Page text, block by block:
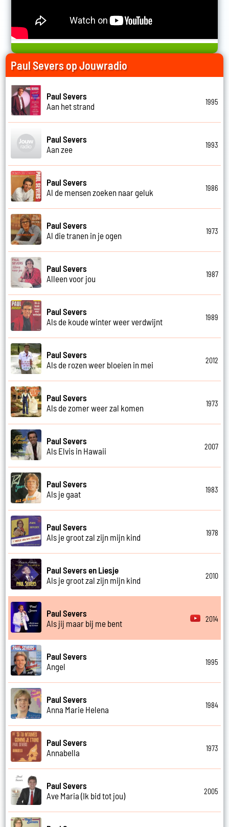
Paul Severs op Jouwradio
Paul Severs
Aan het strand
1995
Paul Severs
Aan zee
1993
Paul Severs
Al de mensen zoeken naar geluk
1986
Paul Severs
Al die tranen in je ogen
1973
Paul Severs
Alleen voor jou
1987
Paul Severs
Als de koude winter weer verdwijnt
1989
Paul Severs
Als de rozen weer bloeien in mei
2012
Paul Severs
Als de zomer weer zal komen
1973
Paul Severs
Als Elvis in Hawaii
2007
Paul Severs
Als je gaat
1983
Paul Severs
Als je groot zal zijn mijn kind
1978
Paul Severs en Liesje
Als je groot zal zijn mijn kind
2010
Paul Severs
Als jij maar bij me bent
2014
Paul Severs
Angel
1995
Paul Severs
Anna Marie Helena
1984
Paul Severs
Annabella
1973
Paul Severs
Ave Maria (Ik bid tot jou)
2005